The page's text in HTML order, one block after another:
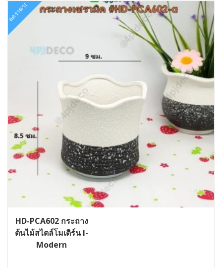
ลดราคา!
HD-PCA602 กระถาง
ต้นไม้สไตล์โมเดิร์น I-
Modern